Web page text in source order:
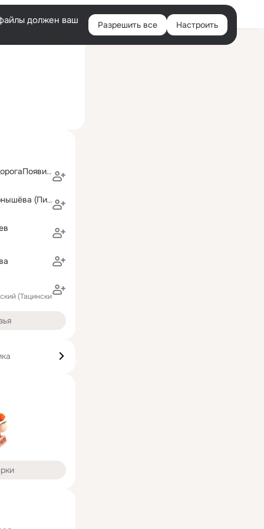
Войти
должен ваш
Разрешить все Настроить
СделайШаг ИдорогаПоявится
Валентина Чернышёва (Пироженко)
(Тацинский район)